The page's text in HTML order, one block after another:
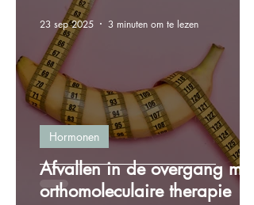
Afvallen in de overgang met
orthomoleculaire therapie
Hormonen
23 sep 2025 3 minuten om te lezen